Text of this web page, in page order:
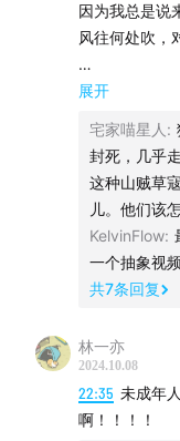
但真正让陈警官
起了未成年卖淫
总之，爆破手的
在陈警官所在的
最可怕的是，爆
今天是「刑警陈
的变化，以及“战
因为我总是说
风往何处吹，
妈妈啊，我刚
妈妈啊，生
然而如今我却
妈妈，喔，我
要是我在明天
让生活继续吧
太晚了，我的
再见吧 各位 我
我将离你们
妈妈，喔（风
展开
宅家喵星人 :
封死，几乎
这种山贼草
儿。他们该
KelvinFlow:
一个抽象视
共7条回复
林一亦
2024.10.08
22:35 未成年
啊！！！！